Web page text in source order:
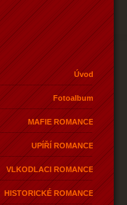
Úvod
Fotoalbum
MAFIE ROMANCE
UPÍŘÍ ROMANCE
VLKODLACI ROMANCE
HISTORICKÉ ROMANCE